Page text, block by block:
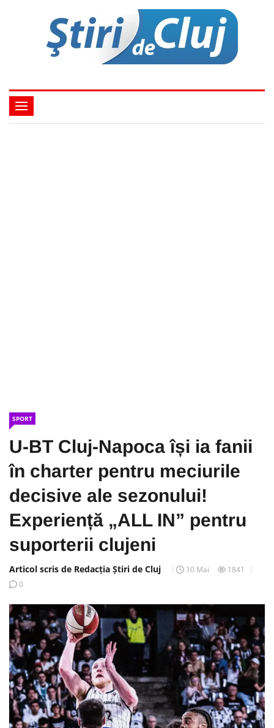
SPORT
U-BT Cluj-Napoca își ia fanii
în charter pentru meciurile
decisive ale sezonului!
Experiență „ALL IN” pentru
suporterii clujeni
Articol scris de Redacția Știri de Cluj 10 Mai
1841
0